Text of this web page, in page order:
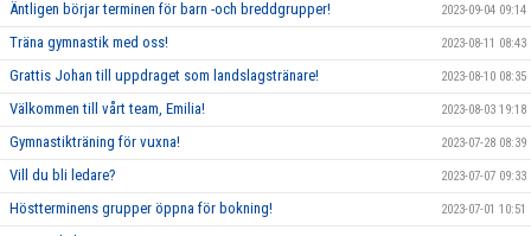
Äntligen börjar terminen för barn -och breddgrupper! 2023-09-04 09:14
Träna gymnastik med oss! 2023-08-11 08:43
Grattis Johan till uppdraget som landslagstränare! 2023-08-10 08:35
Välkommen till vårt team, Emilia! 2023-08-03 19:18
Gymnastikträning för vuxna! 2023-07-28 08:39
Vill du bli ledare? 2023-07-07 09:33
Höstterminens grupper öppna för bokning! 2023-07-01 10:51